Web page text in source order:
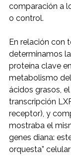
comparación a
o control.
En relación con
determinamos
proteína clave
metabolismo
ácidos grasos,
transcripción
receptor), y
mostraba el
genes diana:
orquesta”